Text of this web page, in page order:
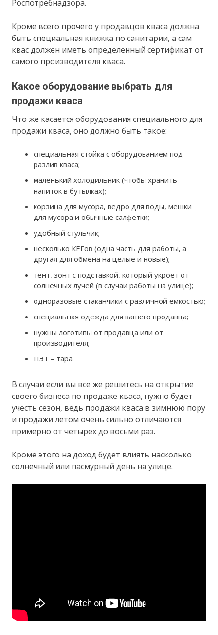
Роспотребнадзора.
Кроме всего прочего у продавцов кваса должна
быть специальная книжка по санитарии, а сам
квас должен иметь определенный сертификат от
самого производителя кваса.
Какое оборудование выбрать для
продажи кваса
Что же касается оборудования специального для
продажи кваса, оно должно быть такое:
специальная стойка с оборудованием под
разлив кваса;
маленький холодильник (чтобы хранить
напиток в бутылках);
корзина для мусора, ведро для воды, мешки
для мусора и обычные салфетки;
удобный стульчик;
несколько КЕГов (одна часть для работы, а
другая для обмена на целые и новые);
тент, зонт с подставкой, который укроет от
солнечных лучей (в случаи работы на улице);
одноразовые стаканчики с различной емкостью;
специальная одежда для вашего продавца;
нужны логотипы от продавца или от
производителя;
ПЭТ – тара.
В случаи если вы все же решитесь на открытие
своего бизнеса по продаже кваса, нужно будет
учесть сезон, ведь продажи кваса в зимнюю пору
и продажи летом очень сильно отличаются
примерно от четырех до восьми раз.
Кроме этого на доход будет влиять насколько
солнечный или пасмурный день на улице.